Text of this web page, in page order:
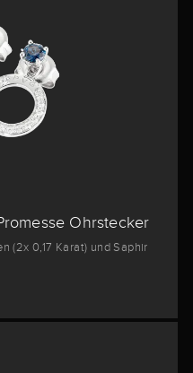
Ohrstecker
(2x 0,17 Karat) und Saphir